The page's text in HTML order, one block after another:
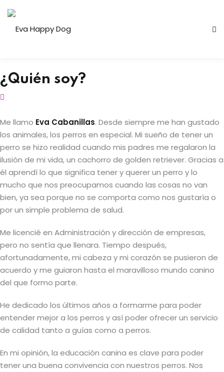
canino
de
(cerrada
¿Quién soy?
Me llamo Eva Cabanillas. Desde siempre me han gustado
los animales, los perros en especial. Mi sueño de tener un
perro se hizo realidad cuando mis padres me regalaron la
ilusión de mi vida, un cachorro de golden retriever. Gracias a
él aprendí lo que significa tener y querer un perro y lo
mucho que nos preocupamos cuando las cosas no van
bien, ya sea porque no se comporta como nos gustaría o
por un simple problema de salud.
Me licencié en Administración y dirección de empresas,
pero no sentía que llenara. Tiempo después,
afortunadamente, mi cabeza y mi corazón se pusieron de
acuerdo y me guiaron hasta el maravilloso mundo canino
del que formo parte.
He dedicado los últimos años a formarme para poder
entender mejor a los perros y así poder ofrecer un servicio
de calidad tanto a guías como a perros.
En mi opinión, la educación canina es clave para poder
tener una buena convivencia con nuestros perros. Nos
Remember me Lost your password?
Sign up
Already have an account? Sign in